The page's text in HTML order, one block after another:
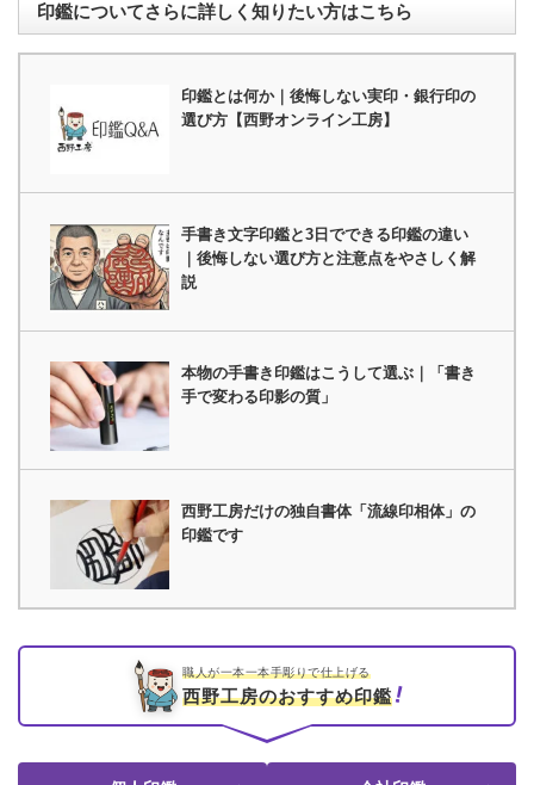
印鑑についてさらに詳しく知りたい方はこちら
印鑑とは何か｜後悔しない実印・銀行印の
選び方【西野オンライン工房】
手書き文字印鑑と3日でできる印鑑の違い
｜後悔しない選び方と注意点をやさしく解
説
本物の手書き印鑑はこうして選ぶ｜「書き
手で変わる印影の質」
西野工房だけの独自書体「流線印相体」の
印鑑です
職人が一本一本手彫りで仕上げる
西野工房のおすすめ印鑑